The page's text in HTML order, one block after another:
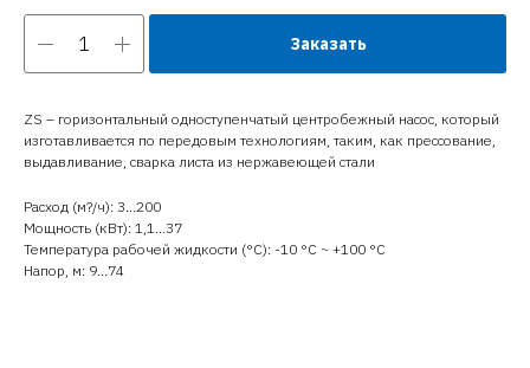
Заказать
ZS – горизонтальный одноступенчатый центробежный насос, который
изготавливается по передовым технологиям, таким, как прессование,
выдавливание, сварка листа из нержавеющей стали
Расход (м?/ч): 3…200
Мощность (кВт): 1,1…37
Температура рабочей жидкости (°C): -10 °С ~ +100 °С
Напор, м: 9…74